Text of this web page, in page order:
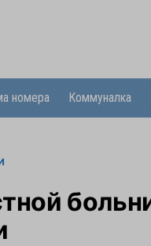
номера Коммуналка